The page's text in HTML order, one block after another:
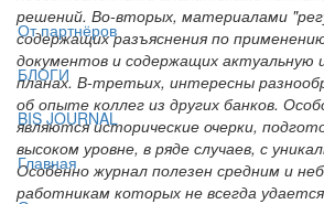
От партнёров
БЛОГИ
BIS JOURNAL
Главная
решений. Во-вторых, материалами
содержащих разъяснения по
документов и содержащих актуальную
планах. В-третьих, интересны
об опыте коллег из других банков.
являются исторические очерки,
высоком уровне, в ряде случаев, с
Особенно журнал полезен средним и
работникам которых не всегда